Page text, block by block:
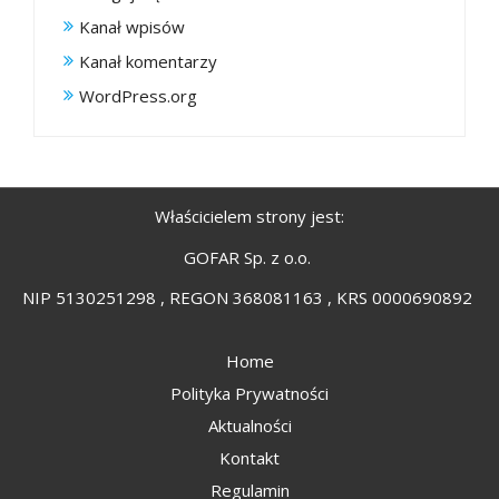
Kanał wpisów
Kanał komentarzy
WordPress.org
Właścicielem strony jest:
GOFAR Sp. z o.o.
NIP 5130251298 , REGON 368081163 , KRS 0000690892
Home
Polityka Prywatności
Aktualności
Kontakt
Regulamin